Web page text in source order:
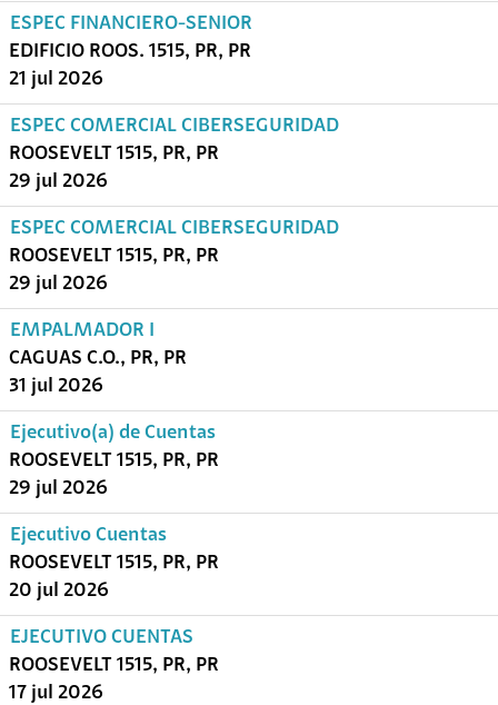
ESPEC FINANCIERO-SENIOR
EDIFICIO ROOS. 1515, PR, PR
21 jul 2026
ESPEC COMERCIAL CIBERSEGURIDAD
ROOSEVELT 1515, PR, PR
29 jul 2026
ESPEC COMERCIAL CIBERSEGURIDAD
ROOSEVELT 1515, PR, PR
29 jul 2026
EMPALMADOR I
CAGUAS C.O., PR, PR
31 jul 2026
Ejecutivo(a) de Cuentas
ROOSEVELT 1515, PR, PR
29 jul 2026
Ejecutivo Cuentas
ROOSEVELT 1515, PR, PR
20 jul 2026
EJECUTIVO CUENTAS
ROOSEVELT 1515, PR, PR
17 jul 2026